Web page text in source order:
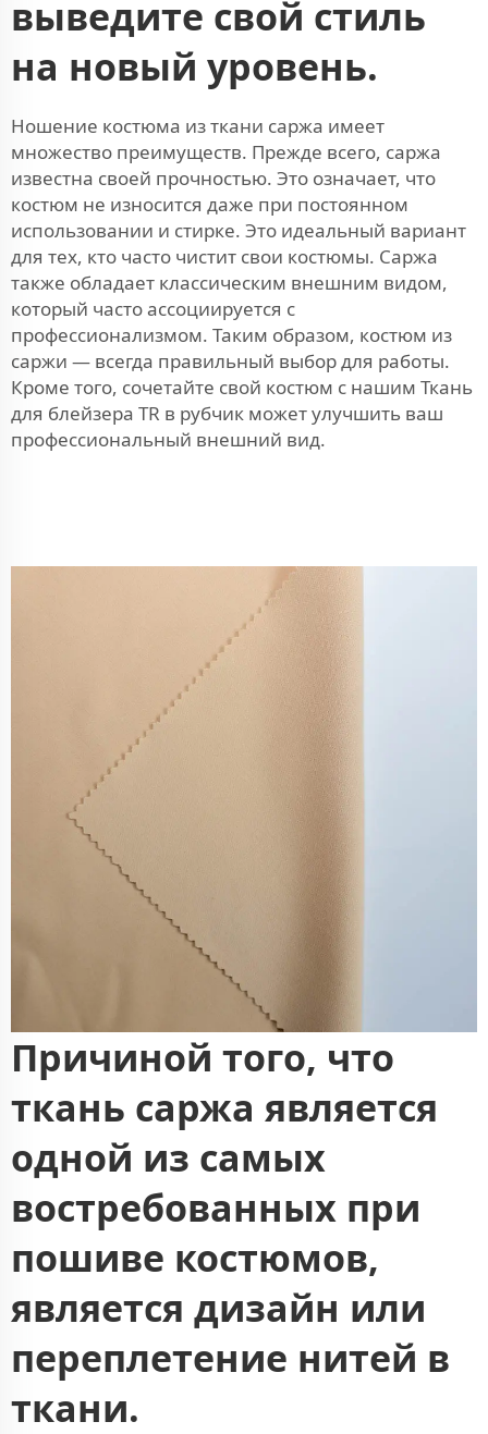
выведите свой стиль
на новый уровень.
Ношение костюма из ткани саржа имеет
множество преимуществ. Прежде всего, саржа
известна своей прочностью. Это означает, что
костюм не износится даже при постоянном
использовании и стирке. Это идеальный вариант
для тех, кто часто чистит свои костюмы. Саржа
также обладает классическим внешним видом,
который часто ассоциируется с
профессионализмом. Таким образом, костюм из
саржи — всегда правильный выбор для работы.
Кроме того, сочетайте свой костюм с нашим Ткань
для блейзера TR в рубчик может улучшить ваш
профессиональный внешний вид.
Причиной того, что
ткань саржа является
одной из самых
востребованных при
пошиве костюмов,
является дизайн или
переплетение нитей в
ткани.